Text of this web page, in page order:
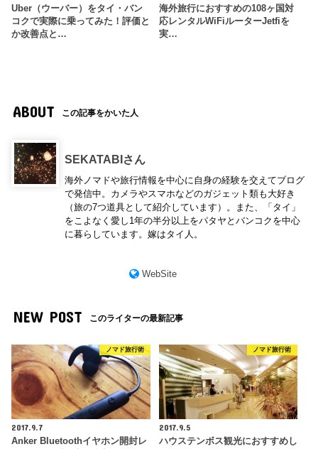
Uber（ウーバー）をタイ・バン
コクで実際に乗ってみた！評価と
か改善点と…
海外旅行におすすめの108ヶ国対
応レンタルWiFiルーターJetfiを
実…
ABOUT この記事をかいた人
SEKATABIさん
海外ノマドや旅行情報を中心に自身の経験を交えてブログ
で発信中。カメラやスマホなどのガジェット類も大好き
（旅の7つ道具として紹介しています）。また、「タイ」
をこよなく愛し1年の半分以上をパタヤとバンコクを中心
に暮らしています。嫁はタイ人。
WebSite
NEW POST このライターの最新記事
ノマド旅行術
2017.9.7
Anker Bluetoothイヤホン開封レ
ノマド旅行術
2017.9.5
ハウステンボス観光におすすめし